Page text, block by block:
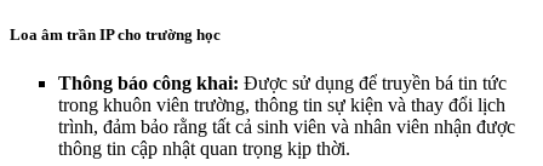
Loa âm trần IP cho trường học
Thông báo công khai: Được sử dụng để truyền bá tin tức
trong khuôn viên trường, thông tin sự kiện và thay đổi lịch
trình, đảm bảo rằng tất cả sinh viên và nhân viên nhận được
thông tin cập nhật quan trọng kịp thời.